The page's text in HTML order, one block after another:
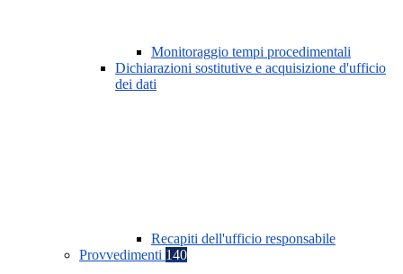
Monitoraggio tempi procedimentali
Dichiarazioni sostitutive e acquisizione d'ufficio
dei dati
Recapiti dell'ufficio responsabile
Provvedimenti 140